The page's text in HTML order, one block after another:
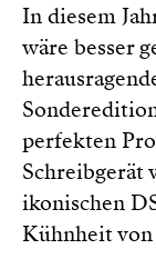
In diesem
wäre besser
perfekten
Schreibgerät
ikonischen
Kühnheit von